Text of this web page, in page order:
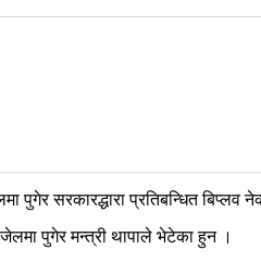
पुगेर सरकारद्धारा प्रतिबन्धित
पुगेर मन्त्री थापाले भेटेका हुन ।